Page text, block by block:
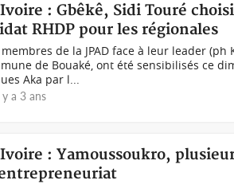
: Gbêkê, Sidi Touré
RHDP pour les régionales
membres de la JPAD face à leur leader
de Bouaké, ont été sensibilisés ce
Aka par l...
y a 3 ans
: Yamoussoukro,